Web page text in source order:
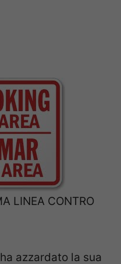
LINEA CONTRO
ha azzardato la sua